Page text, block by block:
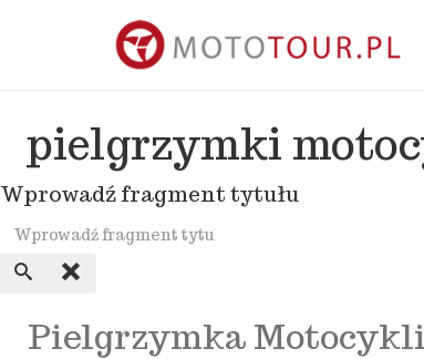
pielgrzymki
Wprowadź fragment tytułu
Pielgrzymka